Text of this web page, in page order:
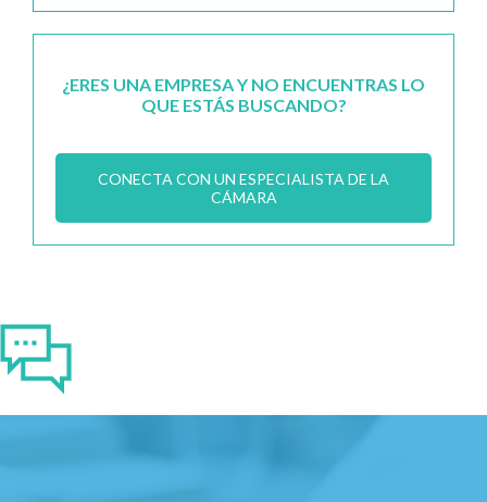
¿ERES UNA EMPRESA Y NO ENCUENTRAS LO
QUE ESTÁS BUSCANDO?
CONECTA CON UN ESPECIALISTA DE LA
CÁMARA